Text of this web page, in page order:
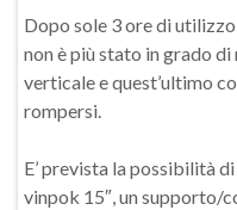
Dopo sole 3 ore di
non è più stato in grado
verticale e quest’ultimo
rompersi.
E’ prevista la possibilità
vinpok 15″, un supporto/